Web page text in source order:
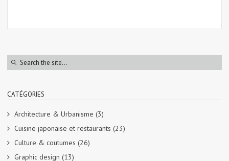
CATÉGORIES
Architecture & Urbanisme (3)
Cuisine japonaise et restaurants (23)
Culture & coutumes (26)
Graphic design (13)